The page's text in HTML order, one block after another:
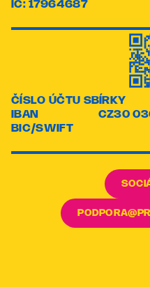
IČ: 17964687
ČÍSLO ÚČTU SBÍRKY
IBAN
CZ30
BIC/SWIFT